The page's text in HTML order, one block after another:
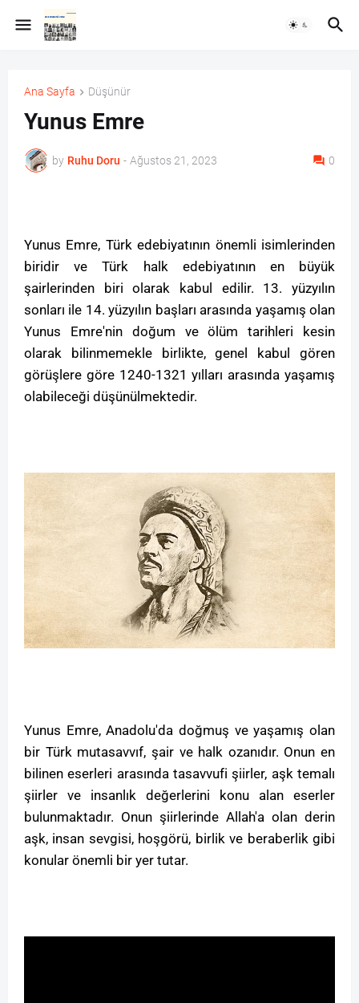
Ana Sayfa Düşünür
Yunus Emre
by Ruhu Doru - Ağustos 21, 2023 0
Yunus Emre, Türk edebiyatının önemli isimlerinden
biridir ve Türk halk edebiyatının en büyük
şairlerinden biri olarak kabul edilir. 13. yüzyılın
sonları ile 14. yüzyılın başları arasında yaşamış olan
Yunus Emre'nin doğum ve ölüm tarihleri kesin
olarak bilinmemekle birlikte, genel kabul gören
görüşlere göre 1240-1321 yılları arasında yaşamış
olabileceği düşünülmektedir.
Yunus Emre, Anadolu'da doğmuş ve yaşamış olan
bir Türk mutasavvıf, şair ve halk ozanıdır. Onun en
bilinen eserleri arasında tasavvufi şiirler, aşk temalı
şiirler ve insanlık değerlerini konu alan eserler
bulunmaktadır. Onun şiirlerinde Allah'a olan derin
aşk, insan sevgisi, hoşgörü, birlik ve beraberlik gibi
konular önemli bir yer tutar.